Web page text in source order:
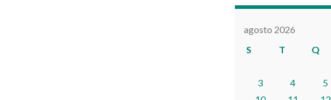
agosto 2026
S
T Q
3
4 5